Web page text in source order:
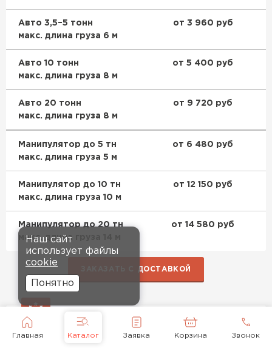
Главная Каталог Заявка Корзина Звонок
Авто 3,5–5 тонн
макс. длина груза 6 м
от 3 960 руб
Авто 10 тонн
макс. длина груза 8 м
от 5 400 руб
Авто 20 тонн
макс. длина груза 8 м
от 9 720 руб
Манипулятор до 5 тн
макс. длина груза 5 м
от 6 480 руб
Манипулятор до 10 тн
макс. длина груза 10 м
от 12 150 руб
Манипулятор до 20 тн
макс. длина груза 14 м
от 14 580 руб
ЗАКАЗАТЬ С ДОСТАВКОЙ
Гарантия качества
Наш сайт
использует файлы
cookie
Понятно